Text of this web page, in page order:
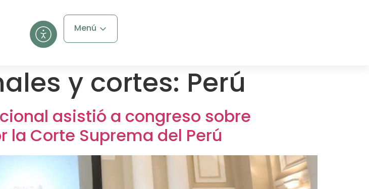
Menú
y cortes: Perú
asistió a congreso sobre
Corte Suprema del Perú